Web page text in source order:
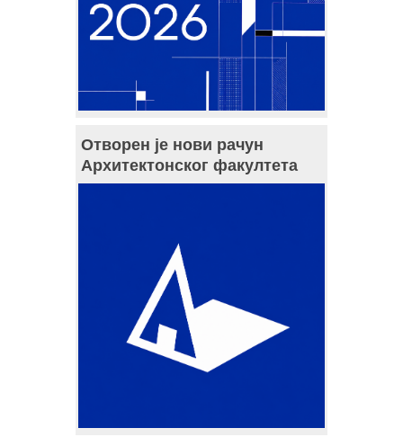
Отворен је нови рачун
Архитектонског факултета